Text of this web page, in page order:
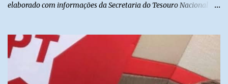
elaborado com informações da Secretaria do Tesouro Nacional
2024. Ao final de 2025, esse passivo já havia caído para R$
13.239.208,81. No primeiro semestre de 2026, o valor voltou a
recuar, chegando a R$ 12.357.336,09. Na comparação entre o
encerramento da gestão anterior e o primeiro semestre de 2026, a